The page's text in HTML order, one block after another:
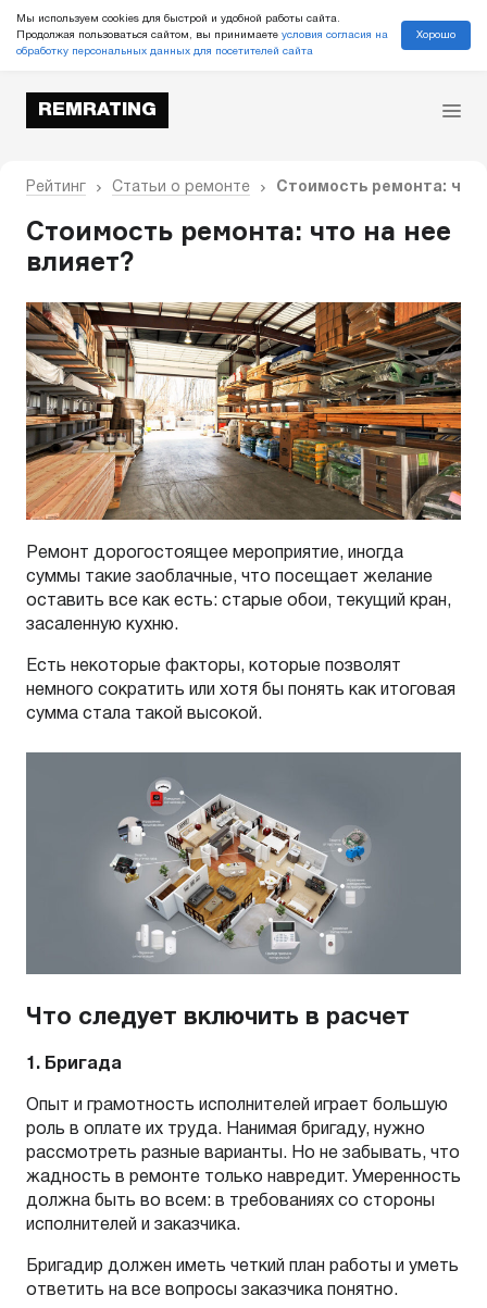
Мы используем cookies для быстрой и удобной работы сайта.
Продолжая пользоваться сайтом, вы принимаете условия согласия на
обработку персональных данных для посетителей сайта
Хорошо
REMRATING
Рейтинг Статьи о ремонте Стоимость ремонта: что
Стоимость ремонта: что на нее
влияет?
Ремонт дорогостоящее мероприятие, иногда
суммы такие заоблачные, что посещает желание
оставить все как есть: старые обои, текущий кран,
засаленную кухню.
Есть некоторые факторы, которые позволят
немного сократить или хотя бы понять как итоговая
сумма стала такой высокой.
Что следует включить в расчет
1. Бригада
Опыт и грамотность исполнителей играет большую
роль в оплате их труда. Нанимая бригаду, нужно
рассмотреть разные варианты. Но не забывать, что
жадность в ремонте только навредит. Умеренность
должна быть во всем: в требованиях со стороны
исполнителей и заказчика.
Бригадир должен иметь четкий план работы и уметь
ответить на все вопросы заказчика понятно.